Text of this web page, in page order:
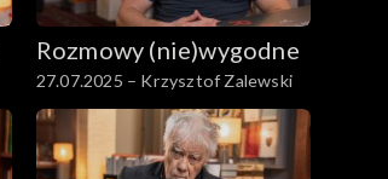
Rozmowy (nie)wygodne
27.07.2025 – Krzysztof Zalewski